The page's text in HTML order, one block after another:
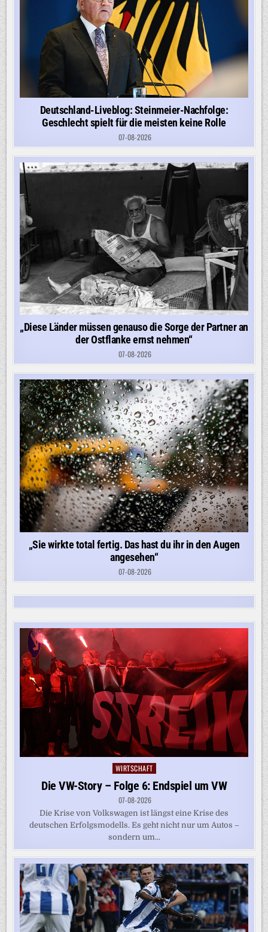
Deutschland-Liveblog: Steinmeier-Nachfolge:
Geschlecht spielt für die meisten keine Rolle
07-08-2026
„Diese Länder müssen genauso die Sorge der Partner an
der Ostflanke ernst nehmen“
07-08-2026
„Sie wirkte total fertig. Das hast du ihr in den Augen
angesehen“
07-08-2026
Posted
in
WIRTSCHAFT
Die VW-Story – Folge 6: Endspiel um VW
07-08-2026
Die Krise von Volkswagen ist längst eine Krise des
deutschen Erfolgsmodells. Es geht nicht nur um Autos –
sondern um...